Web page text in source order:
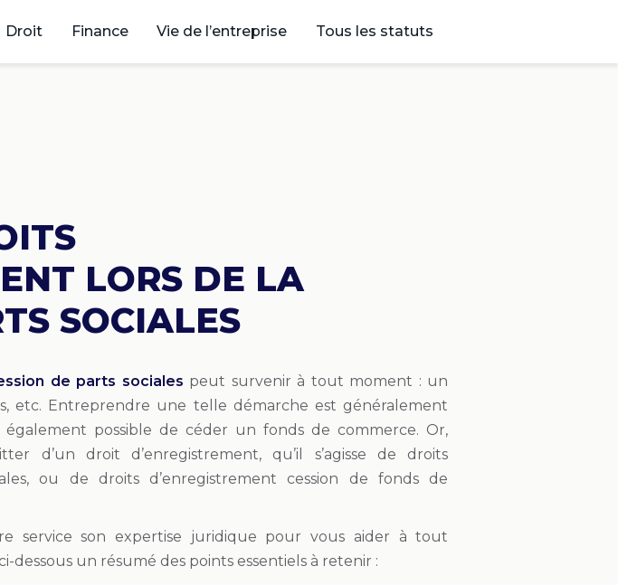
Droit Finance Vie de l’entreprise Tous les statuts
LORS DE LA
SOCIALES
de parts sociales peut survenir à tout moment : un
etc. Entreprendre une telle démarche est généralement
également possible de céder un fonds de commerce. Or,
d’un droit d’enregistrement, qu’il s’agisse de droits
ou de droits d’enregistrement cession de fonds de
service son expertise juridique pour vous aider à tout
un résumé des points essentiels à retenir :